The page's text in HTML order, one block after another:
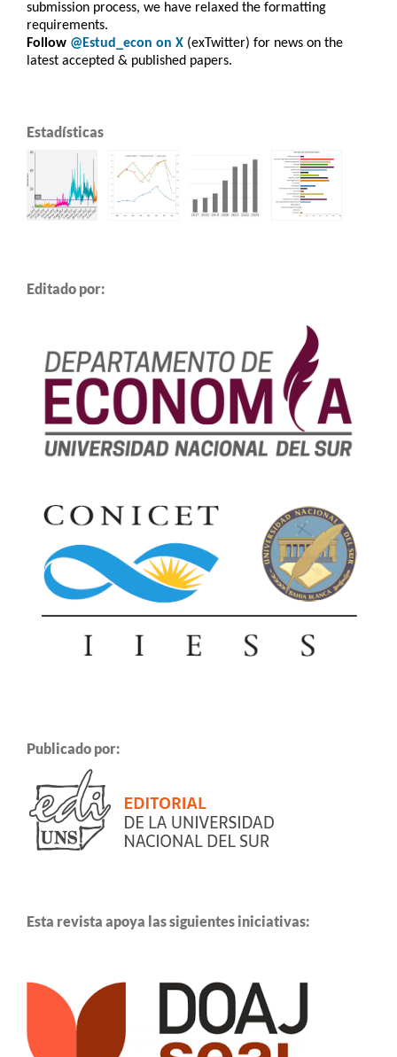
submission process, we have relaxed the formatting
requirements.
Follow @Estud_econ on X (exTwitter) for news on the
latest accepted & published papers.
Estadísticas
Editado por:
Publicado por:
Esta revista apoya las siguientes iniciativas: